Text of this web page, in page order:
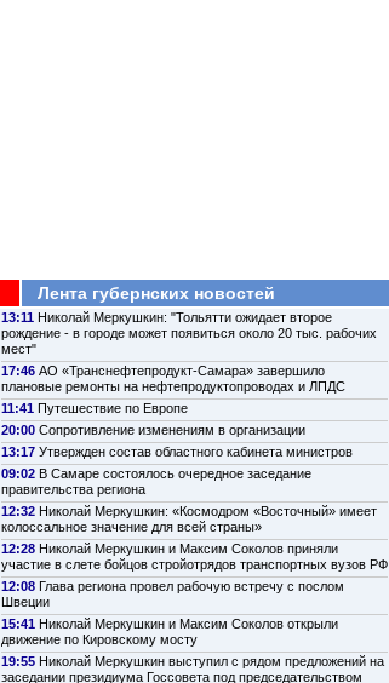
Лента губернских новостей
13:11 Николай Меркушкин: "Тольятти ожидает второе
рождение - в городе может появиться около 20 тыс. рабочих
мест"
17:46 АО «Транснефтепродукт-Самара» завершило
плановые ремонты на нефтепродуктопроводах и ЛПДС
11:41 Путешествие по Европе
20:00 Сопротивление изменениям в организации
13:17 Утвержден состав областного кабинета министров
09:02 В Самаре состоялось очередное заседание
правительства региона
12:32 Николай Меркушкин: «Космодром «Восточный» имеет
колоссальное значение для всей страны»
12:28 Николай Меркушкин и Максим Соколов приняли
участие в слете бойцов стройотрядов транспортных вузов РФ
12:08 Глава региона провел рабочую встречу с послом
Швеции
15:41 Николай Меркушкин и Максим Соколов открыли
движение по Кировскому мосту
19:55 Николай Меркушкин выступил с рядом предложений на
заседании президиума Госсовета под председательством